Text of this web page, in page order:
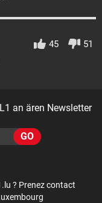
45 51
an ären Newsletter
GO
? Prenez contact